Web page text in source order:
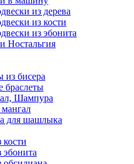
из дерева
из кости
из эбонита
Ностальгия
из бисера
браслеты
Шампура
для шашлыка
кости
эбонита